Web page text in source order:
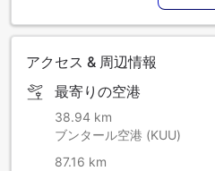
で、あらかじめご了承ください。
アクセス & 周辺情報
最寄りの空港
38.94 km
ブンタール空港 (KUU)
87.16 km